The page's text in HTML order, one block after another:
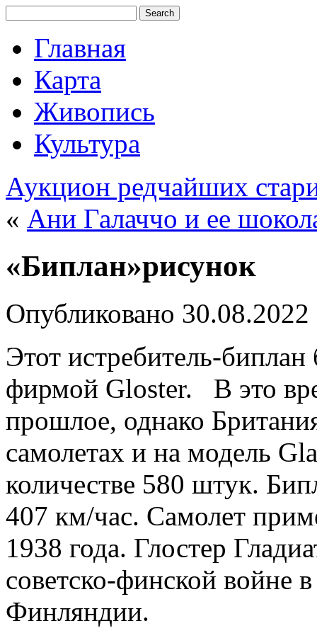
Главная
Карта
Живопись
Культура
Аукцион редчайших
« Ани Галаччо и ее
«Биплан»рисунок
Опубликовано 30.08.2022
Этот истребитель-
фирмой Gloster. В это
прошлое, однако
самолетах и на модель
количестве 580 штук.
407 км/час. Самолет
1938 года. Глостер
советско-финской войне
Финляндии.